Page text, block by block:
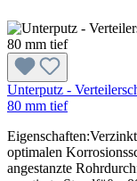
Unterputz -
80 mm tief
optimalen
angestanzte